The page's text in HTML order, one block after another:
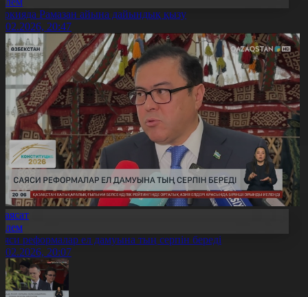
Рамазан айына дайындық қызу
20:47
реформалар ел дамуына тың серпін береді
20:07